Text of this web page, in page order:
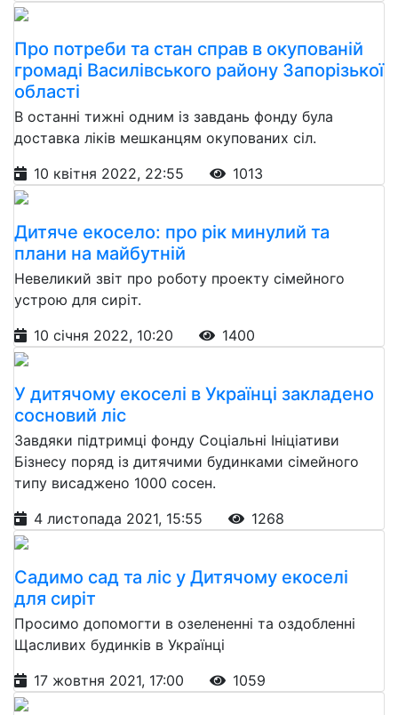
Про потреби та стан справ в окупованій
громаді Василівського району Запорізької
області
В останні тижні одним із завдань фонду була
доставка ліків мешканцям окупованих сіл.
10 квітня 2022, 22:55
1013
Дитяче екосело: про рік минулий та
плани на майбутній
Невеликий звіт про роботу проекту сімейного
устрою для сиріт.
10 січня 2022, 10:20
1400
У дитячому екоселі в Українці закладено
сосновий ліс
Завдяки підтримці фонду Соціальні Ініціативи
Бізнесу поряд із дитячими будинками сімейного
типу висаджено 1000 сосен.
4 листопада 2021, 15:55
1268
Садимо сад та ліс у Дитячому екоселі
для сиріт
Просимо допомогти в озелененні та оздобленні
Щасливих будинків в Українці
17 жовтня 2021, 17:00
1059